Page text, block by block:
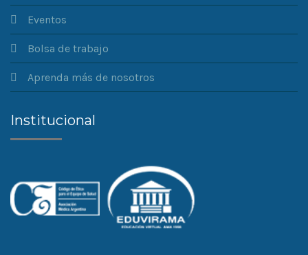
Eventos
Bolsa de trabajo
Aprenda más de nosotros
Institucional